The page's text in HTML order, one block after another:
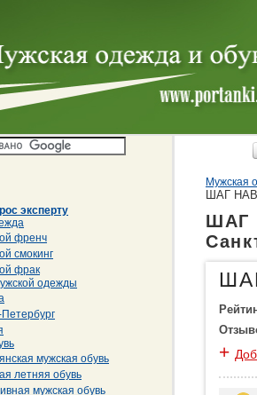
эксперту
френч
смокинг
фрак
одежды
мужская обувь
летняя обувь
мужская обувь
Мужская
ШАГ
ШАГ
+